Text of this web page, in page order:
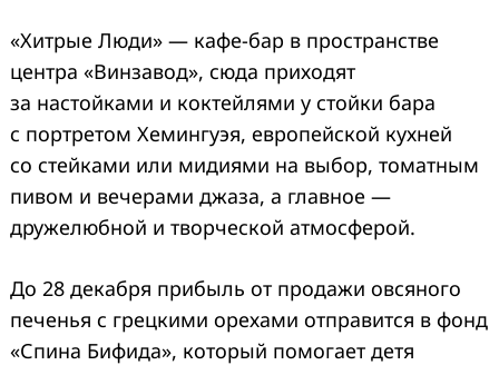
«Хитрые Люди» — кафе-бар в пространстве
центра «Винзавод», сюда приходят
за настойками и коктейлями у стойки бара
с портретом Хемингуэя, европейской кухней
со стейками или мидиями на выбор, томатным
пивом и вечерами джаза, а главное —
дружелюбной и творческой атмосферой.
До 28 декабря прибыль от продажи овсяного
печенья с грецкими орехами отправится в фонд
«Спина Бифида», который помогает детя